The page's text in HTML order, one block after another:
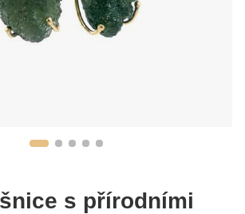
s přírodními